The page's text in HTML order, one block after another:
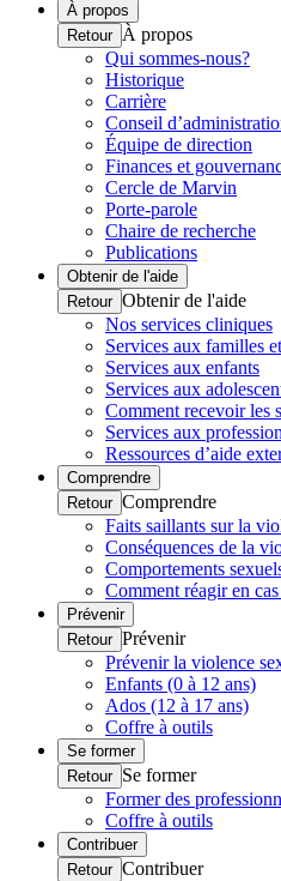
À propos
Retour À propos
Qui sommes-nous?
Historique
Carrière
Conseil
Équipe de direction
Finances et
Cercle de Marvin
Porte-parole
Chaire de recherche
Publications
Obtenir de l'aide
Retour Obtenir de l'aide
Nos services cliniques
Services aux familles
Services aux enfants
Services aux
Comment recevoir les
Services aux
Ressources d’aide
Comprendre
Retour Comprendre
Faits saillants sur la
Conséquences de la
Comportements
Comment réagir en
Prévenir
Retour Prévenir
Prévenir la violence
Enfants (0 à 12 ans)
Ados (12 à 17 ans)
Coffre à outils
Se former
Retour Se former
Former des
Coffre à outils
Contribuer
Retour Contribuer